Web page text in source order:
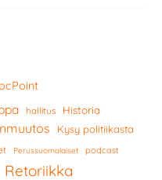
hallitus Historia
Kysy politiikasta
Perussuomalaiset podcast
Retoriikka